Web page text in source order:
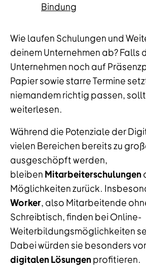
Bindung
Wie laufen Schulungen und
deinem Unternehmen ab? Falls
Unternehmen noch auf
Papier sowie starre Termine
niemandem richtig passen,
weiterlesen.
Während die Potenziale der
vielen Bereichen bereits zu
ausgeschöpft werden,
bleibenMitarbeiterschulungen
Möglichkeiten zurück.
Worker, also Mitarbeitende
Schreibtisch, finden bei Online-
Weiterbildungsmöglichkeiten
Dabei würden sie besonders
digitalen Lösungenprofitieren.